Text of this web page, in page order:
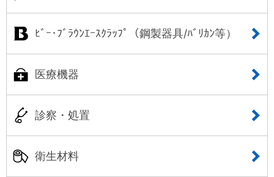
ﾋﾞｰ･ﾌﾞﾗｳﾝｴｰｽｸﾗｯﾌﾟ（鋼製器具/ﾊﾞﾘｶﾝ等）
医療機器
診察・処置
衛生材料